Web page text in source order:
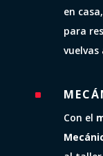
en
para
^
Con el